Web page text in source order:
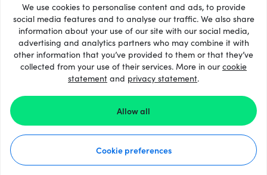
We use cookies to personalise content and ads, to provide
social media features and to analyse our traffic. We also share
information about your use of our site with our social media,
advertising and analytics partners who may combine it with
other information that you’ve provided to them or that they’ve
collected from your use of their services. More in ourcookie
statement and privacy statement.
Allow all
Cookie preferences
33 + spôsoby platby
Vidieť všetko
Ako to funguje
Vyhlásenie o ochrane osobných údajov